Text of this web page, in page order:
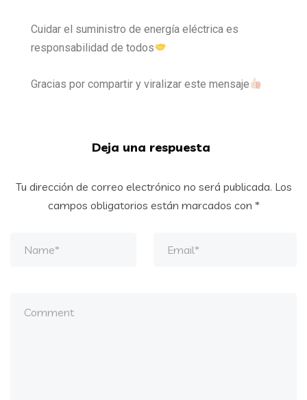
Cuidar el suministro de energía eléctrica es
responsabilidad de todos
Gracias por compartir y viralizar este mensaje
Deja una respuesta
Tu dirección de correo electrónico no será publicada. Los
campos obligatorios están marcados con *